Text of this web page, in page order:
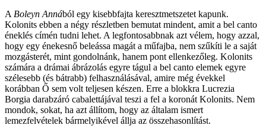
ABoleyn Annából egy kisebbfajta keresztmetszetet kapunk.
Kolonits ebben a négy részletben bemutat mindent, amit a bel canto
éneklés címén tudni lehet. A legfontosabbnak azt vélem, hogy azzal,
hogy egy énekesnő beleássa magát a műfajba, nem szűkíti le a saját
mozgásterét, mint gondolnánk, hanem pont ellenkezőleg. Kolonits
számára a drámai ábrázolás egyre tágul a bel canto elemek egyre
szélesebb (és bátrabb) felhasználásával, amire még évekkel
korábban Ő sem volt teljesen készen. Erre a blokkra Lucrezia
Borgia darabzáró cabalettájával teszi a fel a koronát Kolonits. Nem
mondok, sokat, ha azt állítom, hogy az általam ismert
lemezfelvételek bármelyikével állja az összehasonlítást.